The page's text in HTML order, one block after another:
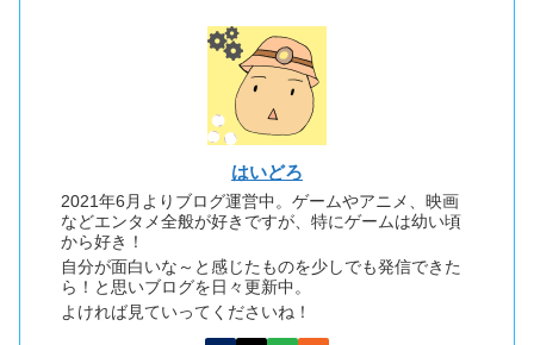
はいどろ
2021年6月よりブログ運営中。ゲームやアニメ、映画
などエンタメ全般が好きですが、特にゲームは幼い頃
から好き！
自分が面白いな～と感じたものを少しでも発信できた
ら！と思いブログを日々更新中。
よければ見ていってくださいね！